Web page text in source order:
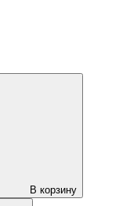
В корзину